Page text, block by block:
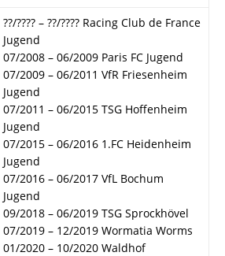
??/???? – ??/???? Racing Club de France
Jugend
07/2008 – 06/2009 Paris FC Jugend
07/2009 – 06/2011 VfR Friesenheim
Jugend
07/2011 – 06/2015 TSG Hoffenheim
Jugend
07/2015 – 06/2016 1.FC Heidenheim
Jugend
07/2016 – 06/2017 VfL Bochum
Jugend
09/2018 – 06/2019 TSG Sprockhövel
07/2019 – 12/2019 Wormatia Worms
01/2020 – 10/2020 Waldhof